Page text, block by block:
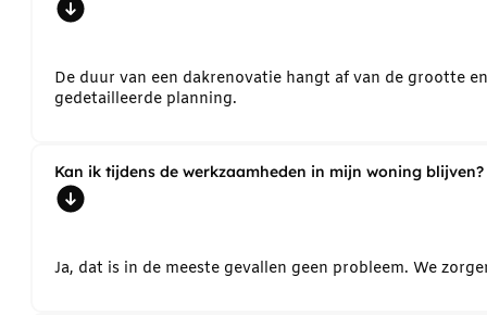
De duur van een dakrenovatie hangt af van de grootte
gedetailleerde planning.
Kan ik tijdens de werkzaamheden in mijn woning blijven?
Ja, dat is in de meeste gevallen geen probleem. We